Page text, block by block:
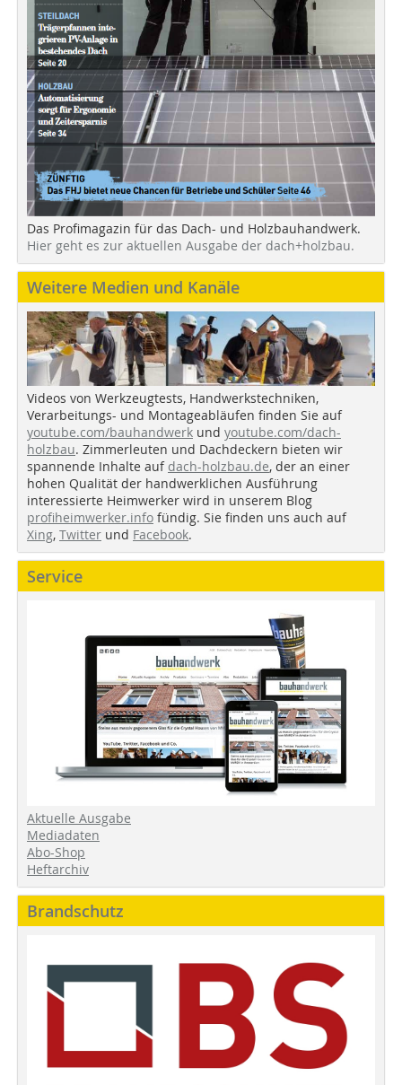
Das Profimagazin für das Dach- und Holzbauhandwerk.
Hier geht es zur aktuellen Ausgabe der dach+holzbau.
Weitere Medien und Kanäle
Videos von Werkzeugtests, Handwerkstechniken,
Verarbeitungs- und Montageabläufen finden Sie auf
youtube.com/bauhandwerk und youtube.com/dach-
holzbau. Zimmerleuten und Dachdeckern bieten wir
spannende Inhalte auf dach-holzbau.de, der an einer
hohen Qualität der handwerklichen Ausführung
interessierte Heimwerker wird in unserem Blog
profiheimwerker.info fündig. Sie finden uns auch auf
Xing, Twitter und Facebook.
Service
Aktuelle Ausgabe
Mediadaten
Abo-Shop
Heftarchiv
Brandschutz